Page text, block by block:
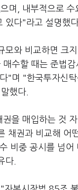
며, 내부적으로
있다"라고 설명했
와 비교하면 크
수할 때는 준법
"며 "한국투자신
했다.
을 매입하는 것
채권과 비교해 어
비중 공시를 넘
다.